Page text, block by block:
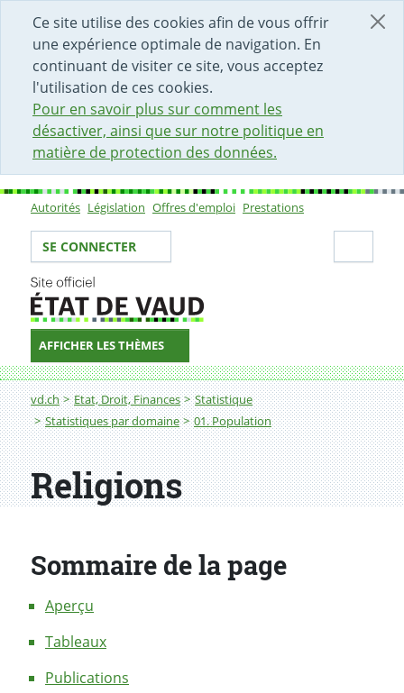
Ce site utilise des cookies afin de vous offrir
une expérience optimale de navigation. En
continuant de visiter ce site, vous acceptez
l'utilisation de ces cookies.
Pour en savoir plus sur comment les
désactiver, ainsi que sur notre politique en
matière de protection des données.
DÉBUT DU CONTENU DE LA PAGE
ACCÈS AU CHAMP DE RECHERCHE
PAGE D'ACCUEIL
FORMULAIRE DE CONTACT
Sous-navigation
Autorités Législation Offres d'emploi Prestations
Votre identité
SE CONNECTER
AFFICHER LES THÈMES
Fil d'Ariane
vd.ch Etat, Droit, Finances
Statistique
Statistiques par domaine
01. Population
Religions
Religions
Sommaire de la page
Aperçu
Tableaux
Publications